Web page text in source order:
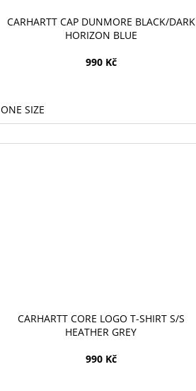
CARHARTT CAP DUNMORE BLACK/DARK
HORIZON BLUE
990 Kč
ONE SIZE
CARHARTT CORE LOGO T-SHIRT S/S
HEATHER GREY
990 Kč